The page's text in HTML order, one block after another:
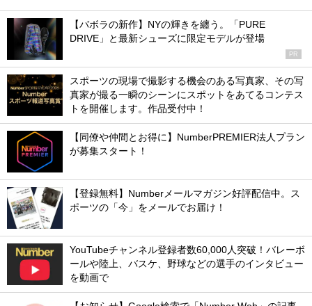
【バボラの新作】NYの輝きを纏う。「PURE
DRIVE」と最新シューズに限定モデルが登場
PR
スポーツの現場で撮影する機会のある写真家、その写
真家が撮る一瞬のシーンにスポットをあてるコンテス
トを開催します。作品受付中！
【同僚や仲間とお得に】NumberPREMIER法人プラン
が募集スタート！
【登録無料】Numberメールマガジン好評配信中。ス
ポーツの「今」をメールでお届け！
YouTubeチャンネル登録者数60,000人突破！バレーボ
ールや陸上、バスケ、野球などの選手のインタビュー
を動画で